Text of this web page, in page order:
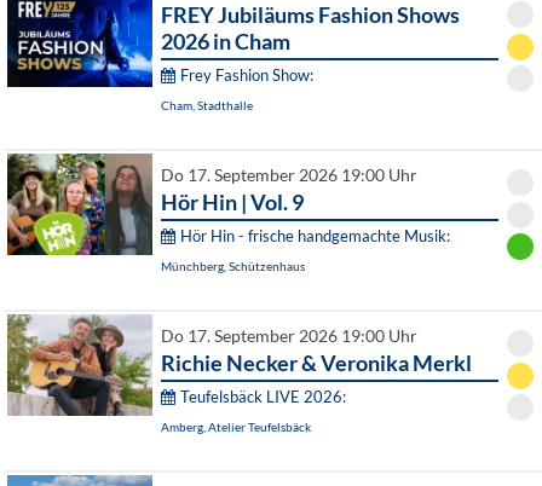
FREY Jubiläums Fashion Shows
2026 in Cham
Frey Fashion Show:
Cham, Stadthalle
Do 17. September 2026 19:00 Uhr
Hör Hin | Vol. 9
Hör Hin - frische handgemachte Musik:
Münchberg, Schützenhaus
Do 17. September 2026 19:00 Uhr
Richie Necker & Veronika Merkl
Teufelsbäck LIVE 2026:
Amberg, Atelier Teufelsbäck